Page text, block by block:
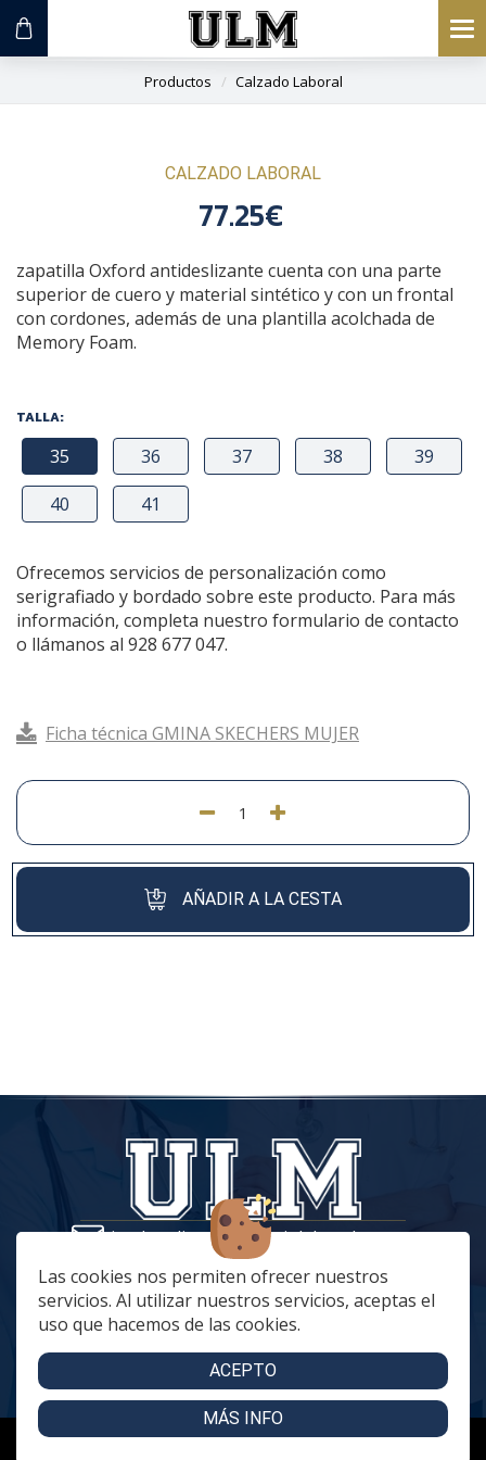
Las cookies nos permiten ofrecer nuestros
servicios. Al utilizar nuestros servicios, aceptas el
uso que hacemos de las cookies.
ACEPTO
MÁS INFO
Productos Calzado Laboral
CALZADO LABORAL
77.25€
zapatilla Oxford antideslizante cuenta con una parte
superior de cuero y material sintético y con un frontal
con cordones, además de una plantilla acolchada de
Memory Foam.
TALLA:
35 36 37 38
39
40
41
Ofrecemos servicios de personalización como
serigrafiado y bordado sobre este producto. Para más
información, completa nuestro formulario de contacto
o llámanos al 928 677 047.
Ficha técnica GMINA SKECHERS MUJER
AÑADIR A LA CESTA
tiendaonline@vestuariolaboralmc.com
928 67 70 47
lunes a Jueves: 8:00 a 16:00 | viernes: 8:00 a 15:00
C. Betania, 57, 35018 Las Palmas de Gran Canaria
C. Archivero Joaquín Blanco Montesdeoca, 20